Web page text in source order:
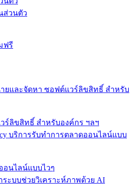
ส่วนตัว
ร์ลิขสิทธิ์ สำหรับองค์กร ฯลฯ
อนไลน์แบบไวๆ